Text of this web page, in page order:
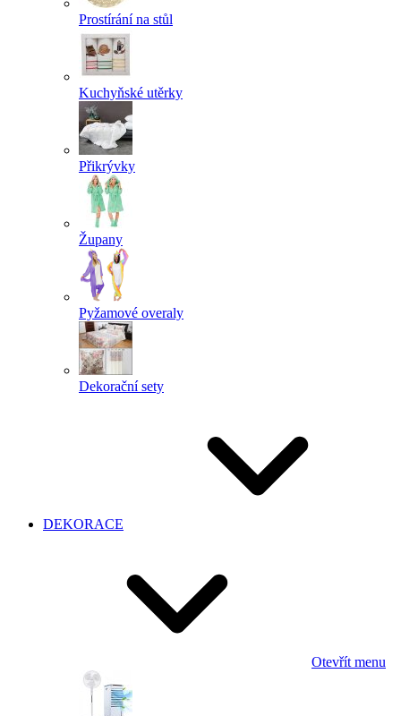
Prostírání na stůl
Kuchyňské utěrky
Přikrývky
Župany
Pyžamové overaly
Dekorační sety
DEKORACE
Otevřít menu